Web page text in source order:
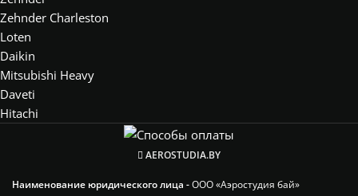
Zehnder Charleston
Loten
Daikin
Mitsubishi Heavy
Daveti
Hitachi
AEROSTUDIA.BY
Наименование юридического лица -ООО «Аэростудия бай»